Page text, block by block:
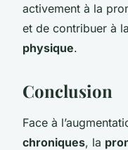
activement à la
et de contribuer à
physique.
Conclusion
Face à
chroniques, la